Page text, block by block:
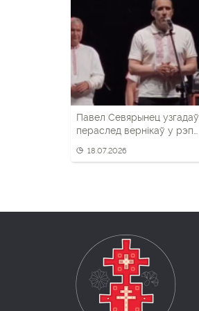
Павел Севярынец узгадаў
пераслед вернікаў у рэп-
18.07.2026